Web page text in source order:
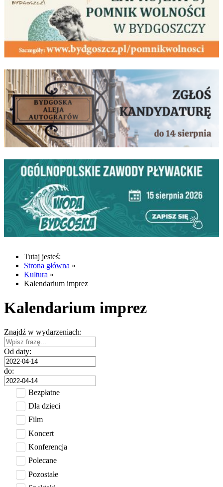
Tutaj jesteś:
Strona główna »
Kultura »
Kalendarium imprez
Kalendarium imprez
Znajdź w wydarzeniach:
Od daty:
do:
Bezpłatne
Dla dzieci
Film
Koncert
Konferencja
Polecane
Pozostałe